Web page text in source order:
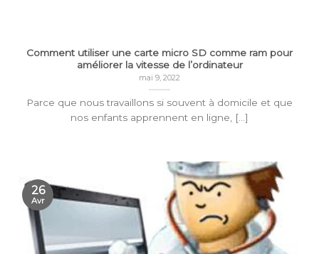
Comment utiliser une carte micro SD comme ram pour
améliorer la vitesse de l’ordinateur
mai 9, 2022
Parce que nous travaillons si souvent à domicile et que
nos enfants apprennent en ligne, [...]
26
Avr